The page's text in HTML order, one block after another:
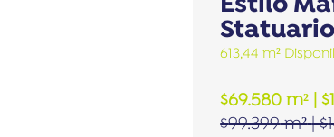
613,44 m²
$69.580 m² |$
$99.399m² |$